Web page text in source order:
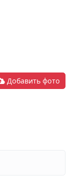
Добавить фото